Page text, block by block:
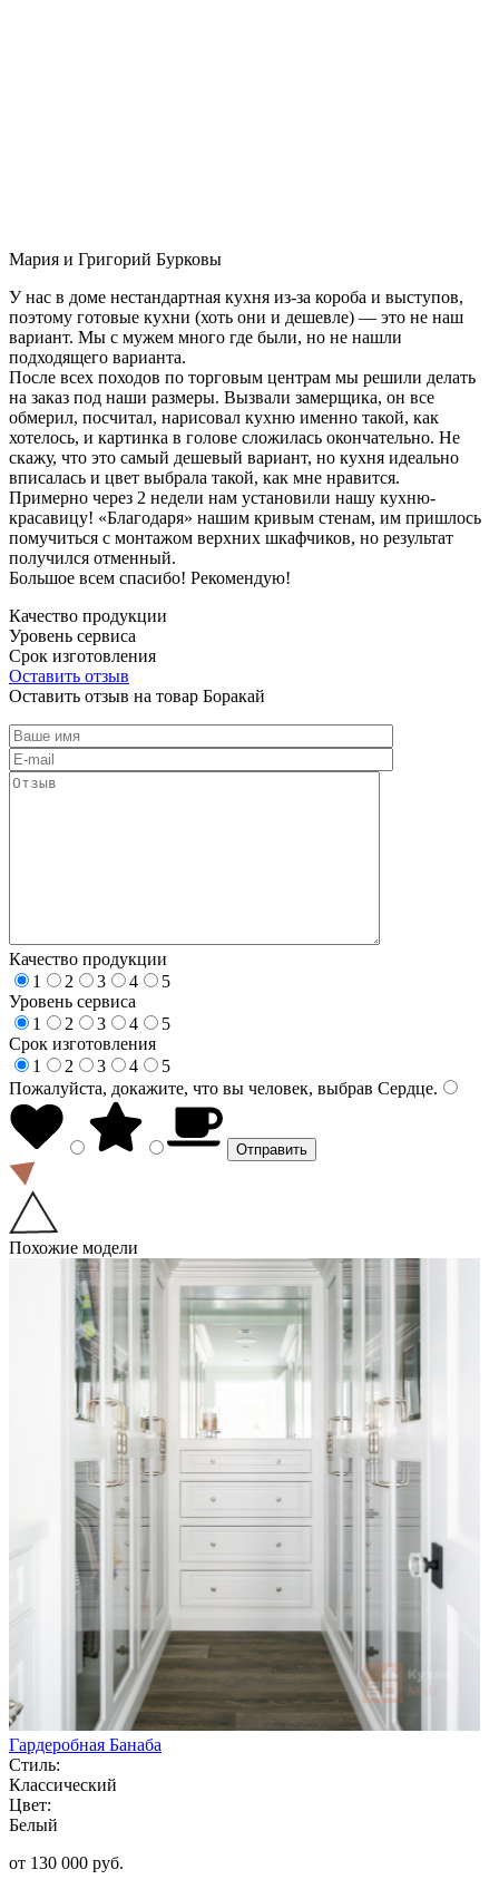
Мария и Григорий Бурковы
У нас в доме нестандартная кухня из-за короба и выступов,
поэтому готовые кухни (хоть они и дешевле) — это не наш
вариант. Мы с мужем много где были, но не нашли
подходящего варианта.
После всех походов по торговым центрам мы решили делать
на заказ под наши размеры. Вызвали замерщика, он все
обмерил, посчитал, нарисовал кухню именно такой, как
хотелось, и картинка в голове сложилась окончательно. Не
скажу, что это самый дешевый вариант, но кухня идеально
вписалась и цвет выбрала такой, как мне нравится.
Примерно через 2 недели нам установили нашу кухню-
красавицу! «Благодаря» нашим кривым стенам, им пришлось
помучиться с монтажом верхних шкафчиков, но результат
получился отменный.
Большое всем спасибо! Рекомендую!
Качество продукции
Уровень сервиса
Срок изготовления
Оставить отзыв
Оставить отзыв на товар Боракай
Качество продукции
1
2 3 4
5
Уровень сервиса
1
2 3 4
5
Срок изготовления
1
2 3 4
5
Пожалуйста, докажите, что вы человек, выбрав Сердце.
Похожие модели
Гардеробная Банаба
Стиль:
Классический
Цвет:
Белый
от 130 000 руб.